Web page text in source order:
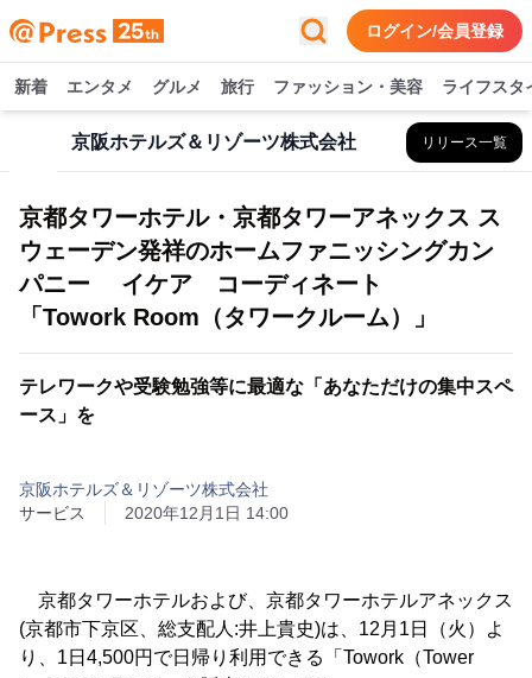
ログイン/会員登録
新着 エンタメ グルメ 旅行 ファッション・美容 ライフスタ
京阪ホテルズ＆リゾーツ株式会社 リリース一覧
京都タワーホテル・京都タワーアネックス ス
ウェーデン発祥のホームファニッシングカン
パニー イケア コーディネート
「Towork Room（タワークルーム）」
テレワークや受験勉強等に最適な「あなただけの集中スペ
ース」を
京阪ホテルズ＆リゾーツ株式会社
サービス
2020年12月1日 14:00
京都タワーホテルおよび、京都タワーホテルアネックス
(京都市下京区、総支配人:井上貴史)は、12月1日（火）よ
り、1日4,500円で日帰り利用できる「Towork（Tower